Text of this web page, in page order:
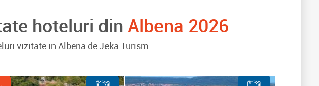
hoteluri dinAlbena 2026
vizitate in Albena de Jeka Turism